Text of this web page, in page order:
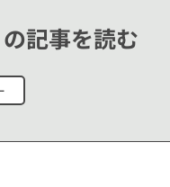
記事を読む